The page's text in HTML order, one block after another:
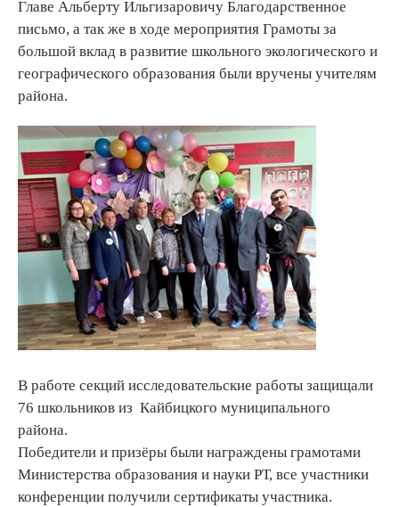
Главе Альберту Ильгизаровичу Благодарственное
письмо, а так же в ходе мероприятия Грамоты за
большой вклад в развитие школьного экологического и
географического образования были вручены учителям
района.
В работе секций исследовательские работы защищали
76 школьников из Кайбицкого муниципального
района.
Победители и призёры были награждены грамотами
Министерства образования и науки РТ, все участники
конференции получили сертификаты участника.